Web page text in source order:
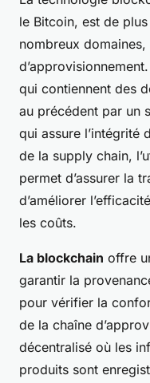
le Bitcoin, est de
nombreux
qui contiennent des
au précédent par un
qui assure l’intégrité
de la supply chain,
permet d’assurer la
d’améliorer
les coûts.
La blockchain offre
garantir la
pour vérifier la
de la chaîne
décentralisé où les
produits sont